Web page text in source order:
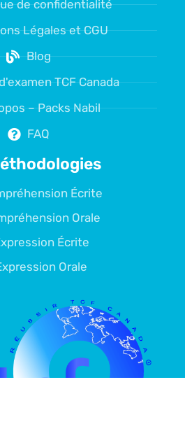
de confidentialité
Légales et CGU
Blog
TCF Canada
– Packs Nabil
FAQ
Écrite
Orale
Écrite
Orale